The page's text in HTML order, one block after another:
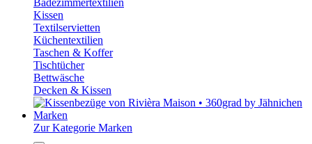
Kissen
Textilservietten
Küchentextilien
Taschen & Koffer
Tischtücher
Bettwäsche
Decken & Kissen
Marken
Zur Kategorie Marken